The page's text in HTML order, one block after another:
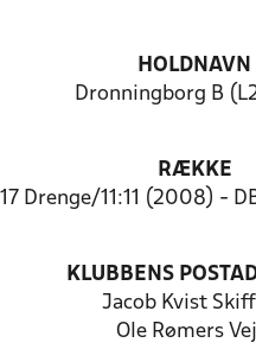
HOLDNAVN
Dronningborg B
RÆKKE
Drenge/11:11 (2008) -
KLUBBENS
Jacob Kvist
Ole Rømers